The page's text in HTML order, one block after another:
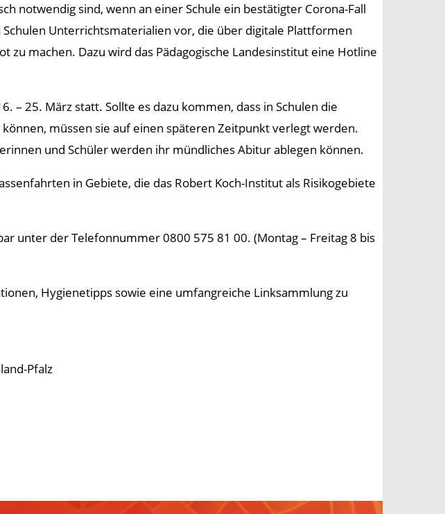
notwendig sind, wenn an einer Schule ein bestätigter Corona-Fall
Unterrichtsmaterialien vor, die über digitale Plattformen
machen. Dazu wird das Pädagogische Landesinstitut eine Hotline
– 25. März statt. Sollte es dazu kommen, dass in Schulen die
müssen sie auf einen späteren Zeitpunkt verlegt werden.
und Schüler werden ihr mündliches Abitur ablegen können.
in Gebiete, die das Robert Koch-Institut als Risikogebiete
unter der Telefonnummer 0800 575 81 00. (Montag – Freitag 8 bis
Hygienetipps sowie eine umfangreiche Linksammlung zu
Pfalz